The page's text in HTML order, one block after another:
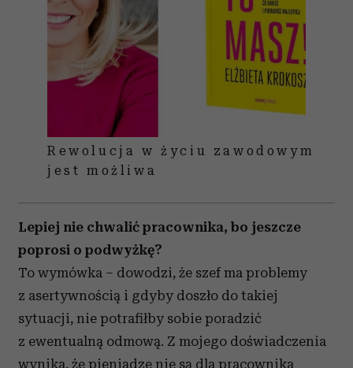
Rewolucja w życiu zawodowym
jest możliwa
Lepiej nie chwalić pracownika, bo jeszcze
poprosi o podwyżkę?
To wymówka – dowodzi, że szef ma problemy
z asertywnością i gdyby doszło do takiej
sytuacji, nie potrafiłby sobie poradzić
z ewentualną odmową. Z mojego doświadczenia
wynika, że pieniądze nie są dla pracownika